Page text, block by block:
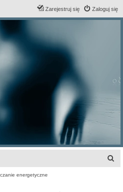
Zaloguj się
Zarejestruj się